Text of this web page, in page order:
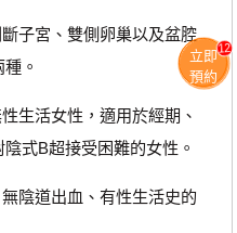
宮、雙側卵巢以及盆腔
。
活女性，適用於經期、
式B超接受困難的女性。
道出血、有性生活史的
立即
預約
12